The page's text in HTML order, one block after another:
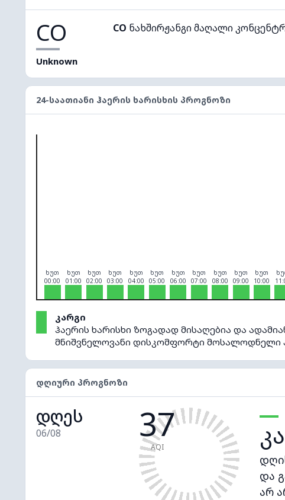
CO
Unknown
CO ნახშირჟანგი მაღალი
24-ᲡᲐᲐᲗᲘᲐᲜᲘ ᲰᲐᲔᲠᲘᲡ ᲮᲐᲠᲘᲡᲮᲘᲡ ᲞᲠᲝᲒᲜᲝᲖᲘ
ხუთ
00:00
ხუთ
01:00
ხუთ
02:00
ხუთ
03:00
ხუთ
04:00
ხუთ
05:00
ხუთ
06:00
ხუთ
07:00
ხუთ
08:00
ხუთ
09:00
ხუთ
10:00
კარგი
ჰაერის ხარისხი ზოგადად მისაღებია და
მნიშვნელოვანი დისკომფორტი მოსალოდნელი
ᲓᲦᲘᲣᲠᲘ ᲞᲠᲝᲒᲜᲝᲖᲘ
დღეს
06/08 37
AQI
და
არ